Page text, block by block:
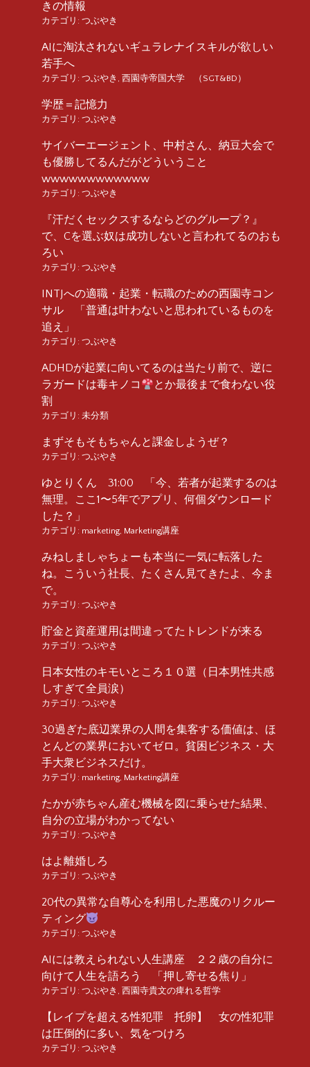
きの情報
カテゴリ: つぶやき
AIに淘汰されないギュラレナイスキルが欲しい
若手へ
カテゴリ: つぶやき , 西園寺帝国大学 （SGT&BD）
学歴＝記憶力
カテゴリ: つぶやき
サイバーエージェント、中村さん、納豆大会で
も優勝してるんだがどういうこと
wwwwwwwwwwww
カテゴリ: つぶやき
『汗だくセックスするならどのグループ？』
で、Cを選ぶ奴は成功しないと言われてるのおも
ろい
カテゴリ: つぶやき
INTJへの適職・起業・転職のための西園寺コン
サル 「普通は叶わないと思われているものを
追え」
カテゴリ: つぶやき
ADHDが起業に向いてるのは当たり前で、逆に
ラガードは毒キノコ
とか最後まで食わない役
割
カテゴリ: 未分類
まずそもそもちゃんと課金しようぜ？
カテゴリ: つぶやき
ゆとりくん 31:00 「今、若者が起業するのは
無理。ここ1〜5年でアプリ、何個ダウンロード
した？」
カテゴリ: marketing, Marketing講座
みねしましゃちょーも本当に一気に転落した
ね。こういう社長、たくさん見てきたよ、今ま
で。
カテゴリ: つぶやき
貯金と資産運用は間違ってたトレンドが来る
カテゴリ: つぶやき
日本女性のキモいところ１０選（日本男性共感
しすぎて全員涙）
カテゴリ: つぶやき
30過ぎた底辺業界の人間を集客する価値は、ほ
とんどの業界においてゼロ。貧困ビジネス・大
手大衆ビジネスだけ。
カテゴリ: marketing, Marketing講座
たかが赤ちゃん産む機械を図に乗らせた結果、
自分の立場がわかってない
カテゴリ: つぶやき
はよ離婚しろ
カテゴリ: つぶやき
20代の異常な自尊心を利用した悪魔のリクルー
ティング
カテゴリ: つぶやき
AIには教えられない人生講座 ２２歳の自分に
向けて人生を語ろう 「押し寄せる焦り」
カテゴリ: つぶやき , 西園寺貴文の痺れる哲学
【レイプを超える性犯罪 托卵】 女の性犯罪
は圧倒的に多い、気をつけろ
カテゴリ: つぶやき